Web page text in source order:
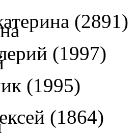
(2891)
(1997)
(1995)
(1864)